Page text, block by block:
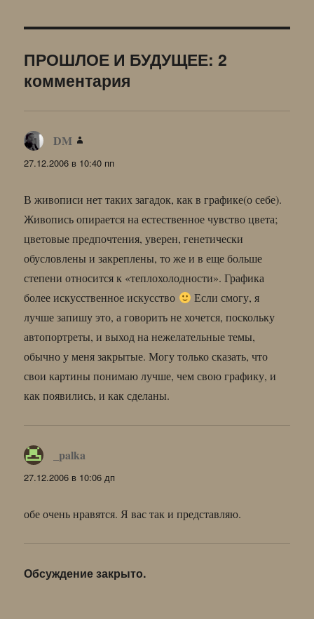
ПРОШЛОЕ И БУДУЩЕЕ: 2
комментария
DM
27.12.2006 в 10:40 пп
В живописи нет таких загадок, как в графике(о себе).
Живопись опирается на естественное чувство цвета;
цветовые предпочтения, уверен, генетически
обусловлены и закреплены, то же и в еще больше
степени относится к «теплохолодности». Графика
более искусственное искусство
Если смогу, я
лучше запишу это, а говорить не хочется, поскольку
автопортреты, и выход на нежелательные темы,
обычно у меня закрытые. Могу только сказать, что
свои картины понимаю лучше, чем свою графику, и
как появились, и как сделаны.
_palka
27.12.2006 в 10:06 дп
обе очень нравятся. Я вас так и представляю.
Обсуждение закрыто.